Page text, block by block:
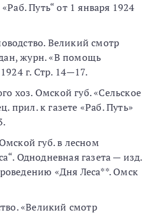
Путь“ от 1 января 1924
Великий смотр
журн. «В помощь
г. Стр. 14—17.
хоз. Омской губ. «Сельское
прил. к газете «Раб. Путь»
губ. в лесном
Однодневная газета — изд.
«Дня Леса**. Омск
«Великий смотр